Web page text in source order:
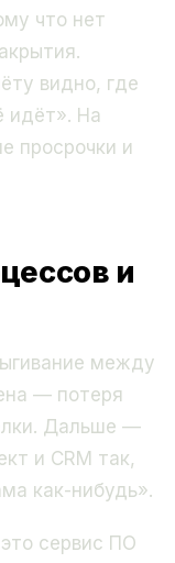
что нет
видно, где
идёт». На
просрочки и
и
между
— потеря
Дальше —
и CRM так,
как-нибудь».
сервис ПО